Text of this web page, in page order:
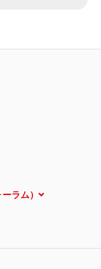
ーラム）